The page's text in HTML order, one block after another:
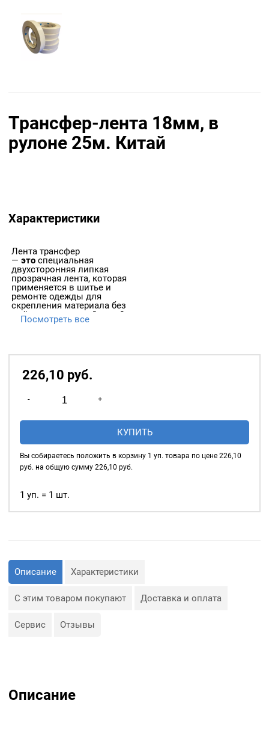
Трансфер-лента 18мм, в
рулоне 25м. Китай
Характеристики
Лента трансфер
— это специальная
двухсторонняя липкая
прозрачная лента, которая
применяется в шитье и
ремонте одежды для
скрепления материала без
смётывания ручной иглой.
Посмотреть все
226,10 руб.
-
товара
Трансфер-
18мм,
в
25м.
+
КУПИТЬ
Вы собираетесь положить в корзину 1 уп. товара по цене 226,10
руб. на общую сумму 226,10 руб.
1 уп. = 1 шт.
Описание Характеристики
С этим товаром покупают Доставка и оплата
Сервис Отзывы
Описание